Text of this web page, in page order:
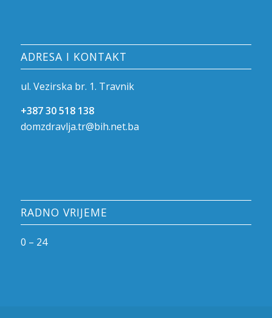
ADRESA I KONTAKT
ul. Vezirska br. 1. Travnik
+387 30 518 138
domzdravlja.tr@bih.net.ba
RADNO VRIJEME
0 – 24